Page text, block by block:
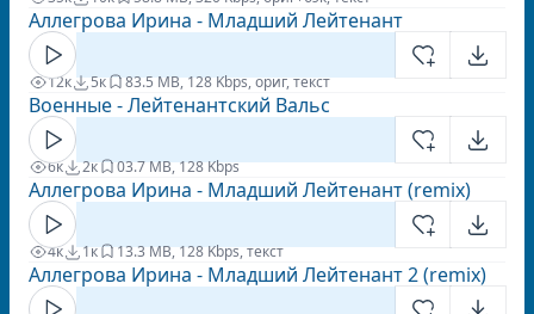
Аллегрова Ирина - Младший Лейтенант
12к 5к 83.5 MB, 128 Kbps, ориг, текст
Военные - Лейтенантский Вальс
6к 2к 03.7 MB, 128 Kbps
Аллегрова Ирина - Младший Лейтенант (remix)
4к 1к 13.3 MB, 128 Kbps, текст
Аллегрова Ирина - Младший Лейтенант 2 (remix)